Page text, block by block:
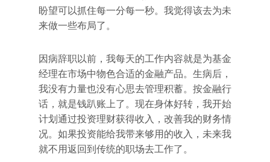
盼望可以抓住每一分每一秒。我觉得该去为未
来做一些布局了。
因病辞职以前，我每天的工作内容就是为基金
经理在市场中物色合适的金融产品。生病后，
我没有力量也没有心思去管理积蓄。按金融行
话，就是钱趴账上了。现在身体好转，我开始
计划通过投资理财获得收入，改善我的财务情
况。如果投资能给我带来够用的收入，未来我
就不用返回到传统的职场去工作了。